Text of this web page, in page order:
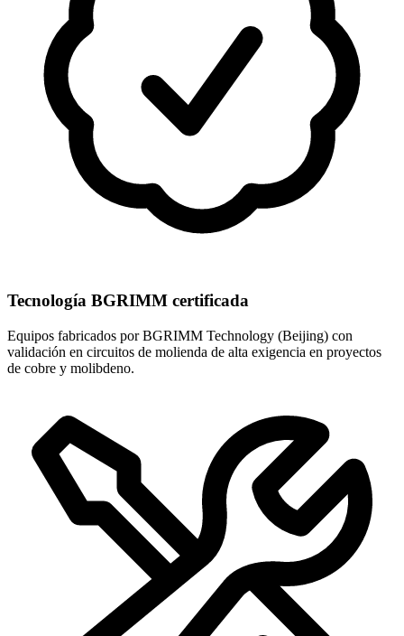
Tecnología BGRIMM certificada
Equipos fabricados por BGRIMM Technology (Beijing) con
validación en circuitos de molienda de alta exigencia en proyectos
de cobre y molibdeno.